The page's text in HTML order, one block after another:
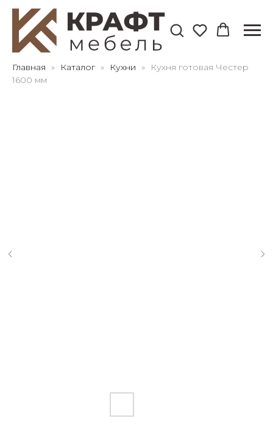
Главная Каталог Кухни
Кухня готовая Честер
1600 мм
выбранный способом